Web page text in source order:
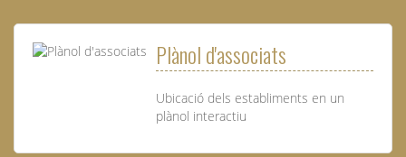
Plànol d'associats
Ubicació dels establiments en un
plànol interactiu